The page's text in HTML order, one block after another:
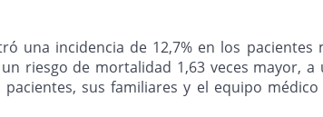
incidencia de 12,7% en los pacientes
riesgo de mortalidad 1,63 veces mayor,
sus familiares y el equipo